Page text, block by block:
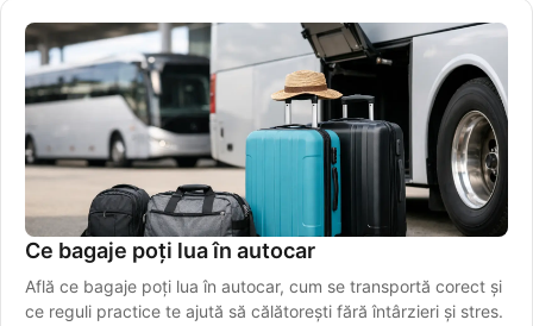
Ce bagaje poți lua în autocar
Află ce bagaje poți lua în autocar, cum se transportă corect și
ce reguli practice te ajută să călătorești fără întârzieri și stres.